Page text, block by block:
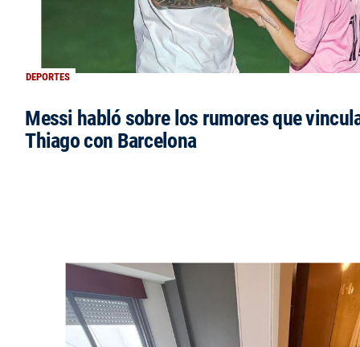
DEPORTES
Messi habló sobre los rumores que
Thiago con Barcelona